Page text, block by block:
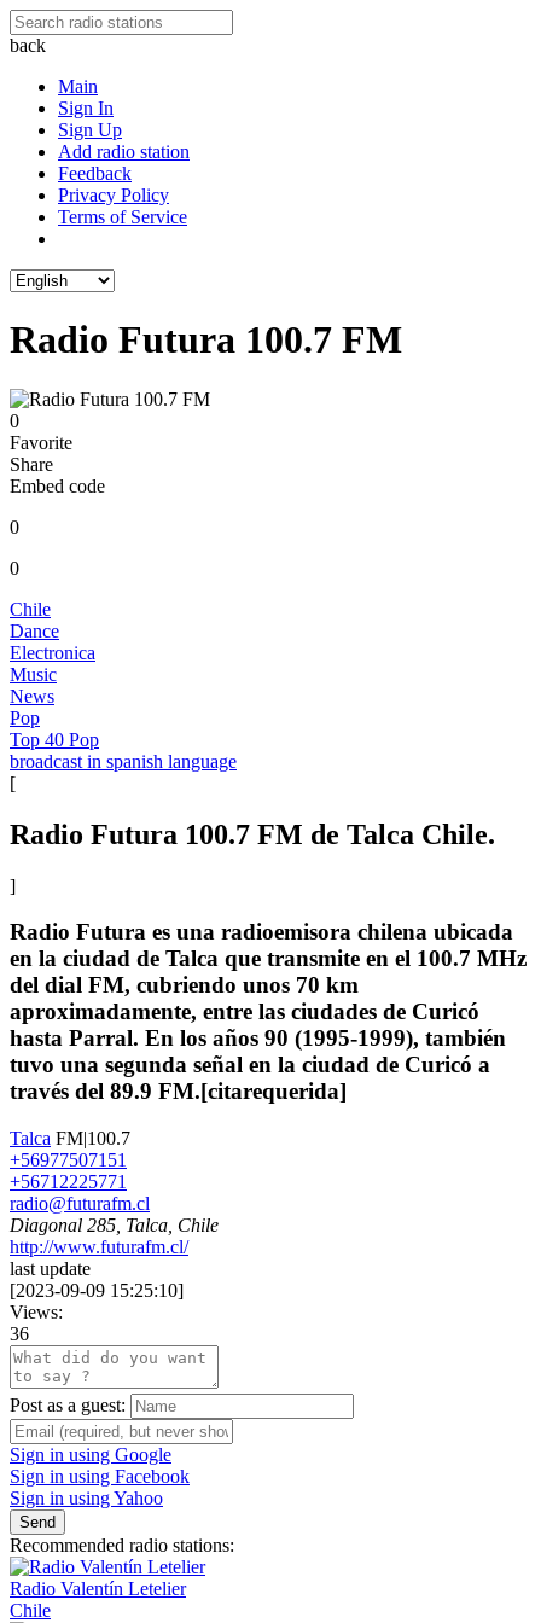
back
Main
Sign In
Sign Up
Add radio station
Feedback
Privacy Policy
Terms of Service
Radio Futura 100.7 FM
0
Favorite
Share
Embed code
0
0
Chile
Dance
Electronica
Music
News
Pop
Top 40 Pop
broadcast in spanish language
[
Radio Futura 100.7 FM de Talca Chile.
]
Radio Futura es una radioemisora chilena ubicada
en la ciudad de Talca que transmite en el 100.7 MHz
del dial FM, cubriendo unos 70 km
aproximadamente, entre las ciudades de Curicó
hasta Parral. En los años 90 (1995-1999), también
tuvo una segunda señal en la ciudad de Curicó a
través del 89.9 FM.[citarequerida]
Talca FM|100.7
+56977507151
+56712225771
radio@futurafm.cl
Diagonal 285, Talca, Chile
http://www.futurafm.cl/
last update
[2023-09-09 15:25:10]
Views:
36
Post as a guest:
Sign in using Google
Sign in using Facebook
Sign in using Yahoo
Send
Recommended radio stations:
Radio Valentín Letelier
Chile